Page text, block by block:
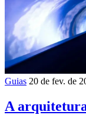
Guias 20 de fev. de
A